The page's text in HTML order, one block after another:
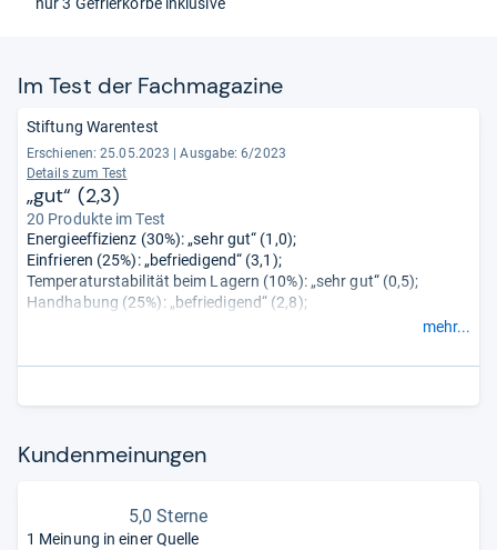
Im Test der Fach­ma­ga­zine
Stiftung Warentest
Erschienen: 25.05.2023
Ausgabe: 6/2023
Details zum Test
„gut“ (2,3)
20 Produkte im Test
Energieeffizienz (30%): „sehr gut“ (1,0);
Einfrieren (25%): „befriedigend“ (3,1);
Temperaturstabilität beim Lagern (10%): „sehr gut“ (0,5);
Handhabung (25%): „befriedigend“ (2,8);
mehr...
Kun­den­mei­nun­gen
5,0 Sterne
1 Meinung in einer Quelle